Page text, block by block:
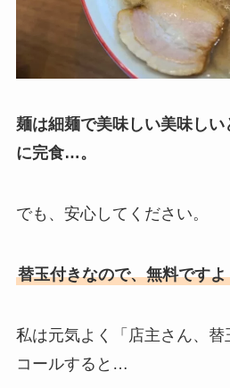
麺は細麺で美味しい美味し
に完食…。
でも、安心してください。
替玉付きなので、無料ですよ
私は元気よく「店主さん、替
コールすると…